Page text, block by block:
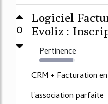
0
Logiciel
Evoliz :
Pertinence
96%
CRM + Facturation
l'association parfaite